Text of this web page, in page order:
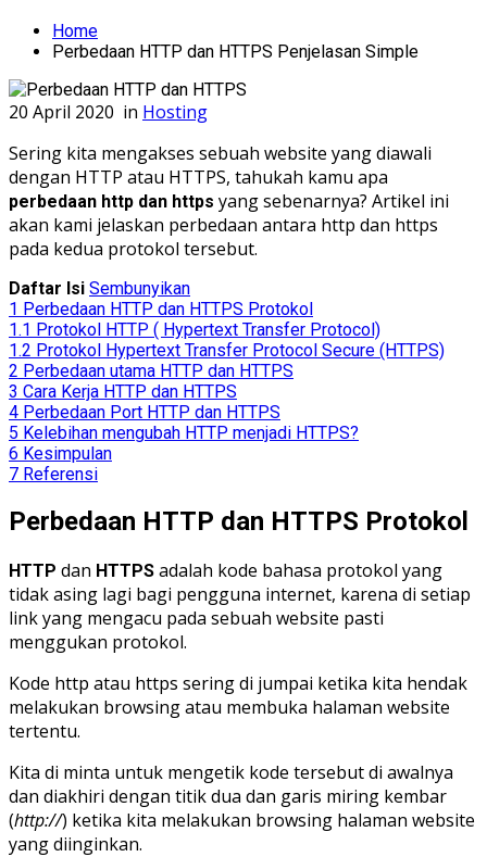
Home
Perbedaan HTTP dan HTTPS Penjelasan Simple
20 April 2020 in Hosting
Sering kita mengakses sebuah website yang diawali
dengan HTTP atau HTTPS, tahukah kamu apa
perbedaan http dan https yang sebenarnya? Artikel ini
akan kami jelaskan perbedaan antara http dan https
pada kedua protokol tersebut.
Daftar Isi Sembunyikan
1 Perbedaan HTTP dan HTTPS Protokol
1.1 Protokol HTTP ( Hypertext Transfer Protocol)
1.2 Protokol Hypertext Transfer Protocol Secure (HTTPS)
2 Perbedaan utama HTTP dan HTTPS
3 Cara Kerja HTTP dan HTTPS
4 Perbedaan Port HTTP dan HTTPS
5 Kelebihan mengubah HTTP menjadi HTTPS?
6 Kesimpulan
7 Referensi
Perbedaan HTTP dan HTTPS Protokol
HTTP dan HTTPS adalah kode bahasa protokol yang
tidak asing lagi bagi pengguna internet, karena di setiap
link yang mengacu pada sebuah website pasti
menggukan protokol.
Kode http atau https sering di jumpai ketika kita hendak
melakukan browsing atau membuka halaman website
tertentu.
Kita di minta untuk mengetik kode tersebut di awalnya
dan diakhiri dengan titik dua dan garis miring kembar
(http://) ketika kita melakukan browsing halaman website
yang diinginkan.